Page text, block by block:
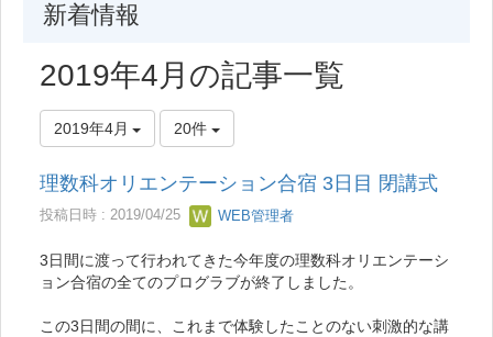
新着情報
2019年4月の記事一覧
2019年4月 20件
理数科オリエンテーション合宿 3日目 閉講式
投稿日時 : 2019/04/25 WEB管理者
3日間に渡って行われてきた今年度の理数科オリエンテーシ
ョン合宿の全てのプログラブが終了しました。
この3日間の間に、これまで体験したことのない刺激的な講